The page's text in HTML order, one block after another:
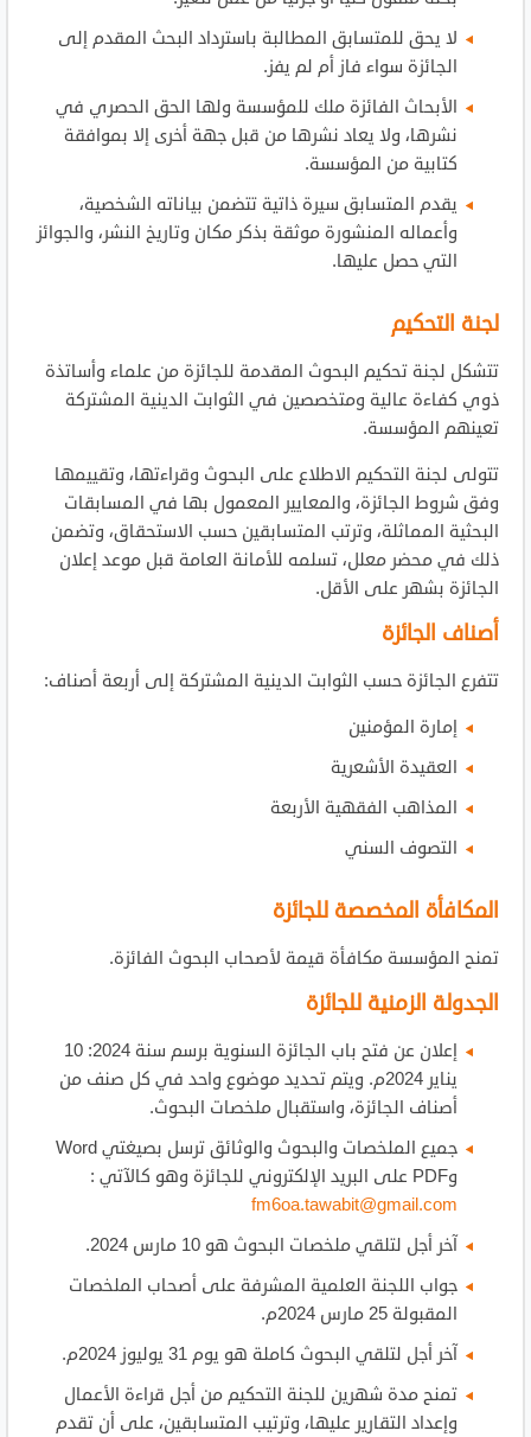
لا يحق للمتسابق المطالبة باسترداد البحث المقدم إلى
الجائزة سواء فاز أم لم يفز.
الأبحاث الفائزة ملك للمؤسسة ولها الحق الحصري في
نشرها، ولا يعاد نشرها من قبل جهة أخرى إلا بموافقة
كتابية من المؤسسة.
يقدم المتسابق سيرة ذاتية تتضمن بياناته الشخصية،
وأعماله المنشورة موثقة بذكر مكان وتاريخ النشر، والجوائز
التي حصل عليها.
لجنة التحكيم
تتشكل لجنة تحكيم البحوث المقدمة للجائزة من علماء وأساتذة
ذوي كفاءة عالية ومتخصصين في الثوابت الدينية المشتركة
تعينهم المؤسسة.
تتولى لجنة التحكيم الاطلاع على البحوث وقراءتها، وتقييمها
وفق شروط الجائزة، والمعايير المعمول بها في المسابقات
البحثية المماثلة، وترتب المتسابقين حسب الاستحقاق، وتضمن
ذلك في محضر معلل، تسلمه للأمانة العامة قبل موعد إعلان
الجائزة بشهر على الأقل.
أصناف الجائزة
تتفرع الجائزة حسب الثوابت الدينية المشتركة إلى أربعة أصناف:
إمارة المؤمنين
العقيدة الأشعرية
المذاهب الفقهية الأربعة
التصوف السني
المكافأة المخصصة للجائزة
تمنح المؤسسة مكافأة قيمة لأصحاب البحوث الفائزة.
الجدولة الزمنية للجائزة
إعلان عن فتح باب الجائزة السنوية برسم سنة 2024: 10
يناير 2024م. ويتم تحديد موضوع واحد في كل صنف من
أصناف الجائزة، واستقبال ملخصات البحوث.
جميع الملخصات والبحوث والوثائق ترسل بصيغتي Word
وPDF على البريد الإلكتروني للجائزة وهو كالآتي :
fm6oa.tawabit@gmail.com
آخر أجل لتلقي ملخصات البحوث هو 10 مارس 2024.
جواب اللجنة العلمية المشرفة على أصحاب الملخصات
المقبولة 25 مارس 2024م.
آخر أجل لتلقي البحوث كاملة هو يوم 31 يوليوز 2024م.
تمنح مدة شهرين للجنة التحكيم من أجل قراءة الأعمال
وإعداد التقارير عليها، وترتيب المتسابقين، على أن تقدم